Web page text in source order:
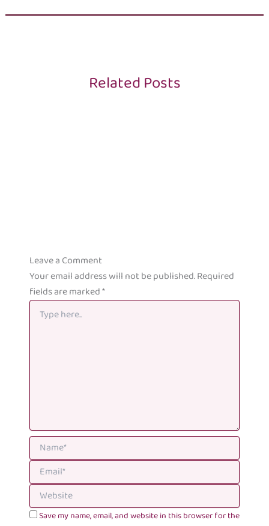
Related Posts
Leave a Comment
Your email address will not be published.Required
fields are marked*
Save my name, email, and website in this browser for the